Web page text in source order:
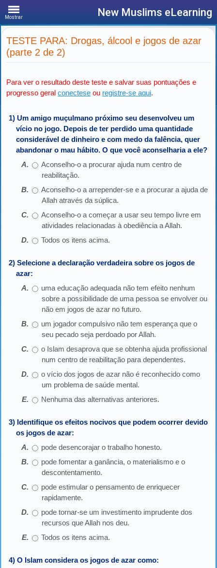
Mostrar New Muslims eLearning
TESTE PARA: Drogas, álcool e jogos de azar
(parte 2 de 2)
Para ver o resultado deste teste e salvar suas pontuações e
progresso geral conectese ou registre-se aqui.
1) Um amigo muçulmano próximo seu desenvolveu um
vício no jogo. Depois de ter perdido uma quantidade
considerável de dinheiro e com medo da falência, quer
abandonar o mau hábito. O que você aconselharia a ele?
Aconselho-o a procurar ajuda num centro de
reabilitação.
Aconselho-o a arrepender-se e a procurar a ajuda de
Allah através da súplica.
Aconselho-o a começar a usar seu tempo livre em
atividades relacionadas à obediência a Allah.
Todos os itens acima.
2) Selecione a declaração verdadeira sobre os jogos de
azar:
uma educação adequada não tem efeito nenhum
sobre a possibilidade de uma pessoa se envolver ou
não em jogos de azar no futuro.
um jogador compulsivo não tem esperança que o
seu pecado seja perdoado por Allah.
o Islam desaprova que se obtenha ajuda profissional
num centro de reabilitação para dependentes.
o vício dos jogos de azar não é reconhecido como
um problema de saúde mental.
Nenhuma das alternativas anteriores.
3) Identifique os efeitos nocivos que podem ocorrer devido
os jogos de azar:
pode desencorajar o trabalho honesto.
pode fomentar a ganância, o materialismo e o
descontentamento.
pode estimular o pensamento de enriquecer
rapidamente.
pode tornar-se um investimento imprudente dos
recursos que Allah nos deu.
Todos os itens acima.
4) O Islam considera os jogos de azar como: